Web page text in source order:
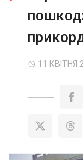
11 КВІТНЯ